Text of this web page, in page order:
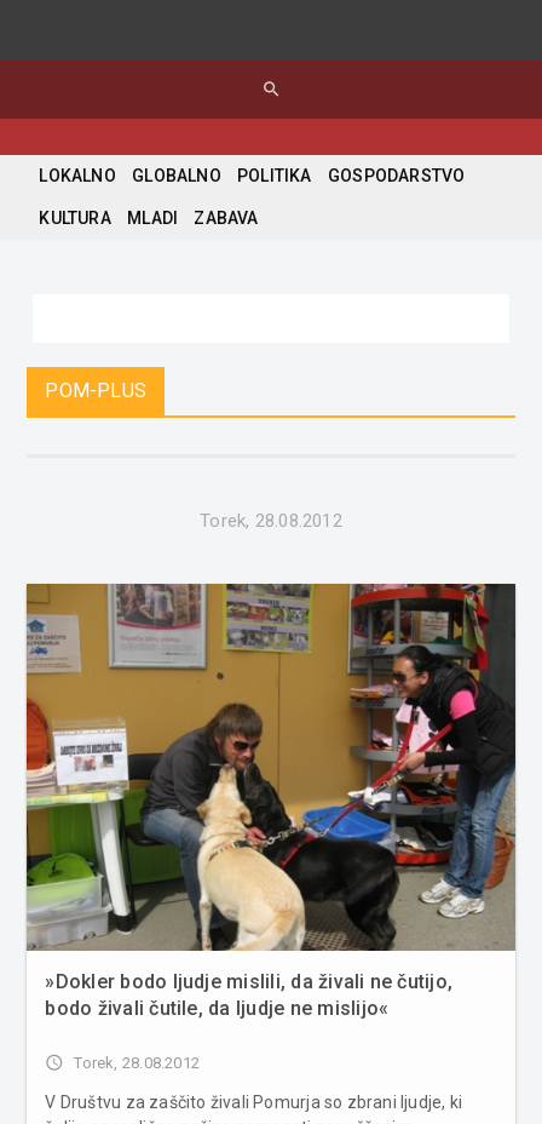
search
LOKALNO GLOBALNO POLITIKA GOSPODARSTVO
KULTURA MLADI ZABAVA
POM-PLUS
Torek, 28.08.2012
»Dokler bodo ljudje mislili, da živali ne čutijo,
bodo živali čutile, da ljudje ne mislijo«
access_time Torek, 28.08.2012
V Društvu za zaščito živali Pomurja so zbrani ljudje, ki